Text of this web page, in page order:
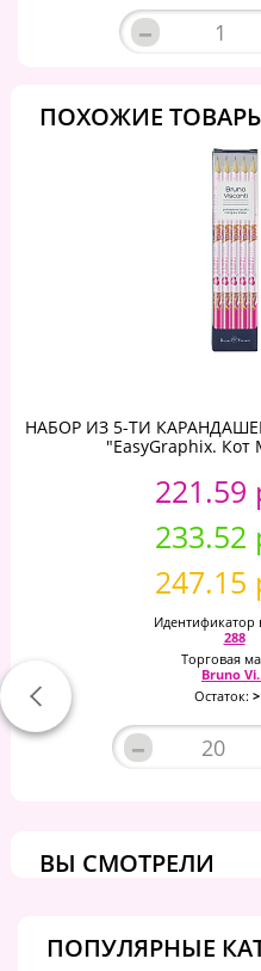
–
ПОХОЖИЕ
НАБОР ИЗ 5-ТИ
"EasyGraphix.
221.59
233.52
247.15
Идентификатор
288
Торговая
Bruno
Остаток:
–
ВЫ СМОТРЕЛИ
ПОПУЛЯРНЫЕ